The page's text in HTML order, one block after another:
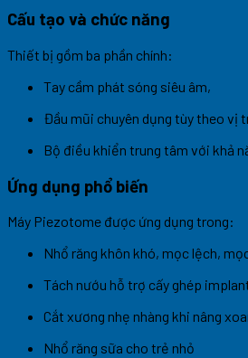
Cấu tạo và chức năng
Thiết bị gồm ba phần chính:
Tay cầm phát sóng siêu âm,
Đầu mũi chuyên dụng tùy theo vị
Bộ điều khiển trung tâm với khả
Ứng dụng phổ biến
Máy Piezotome được ứng dụng trong:
Nhổ răng khôn khó, mọc lệch,
Tách nướu hỗ trợ cấy ghép
Cắt xương nhẹ nhàng khi nâng
Nhổ răng sữa cho trẻ nhỏ